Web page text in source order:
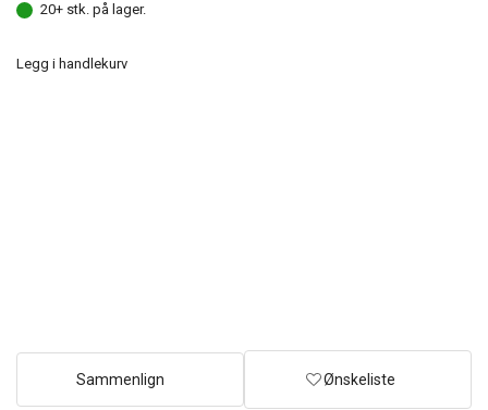
20+ stk. på lager.
Legg i handlekurv
Sammenlign Ønskeliste